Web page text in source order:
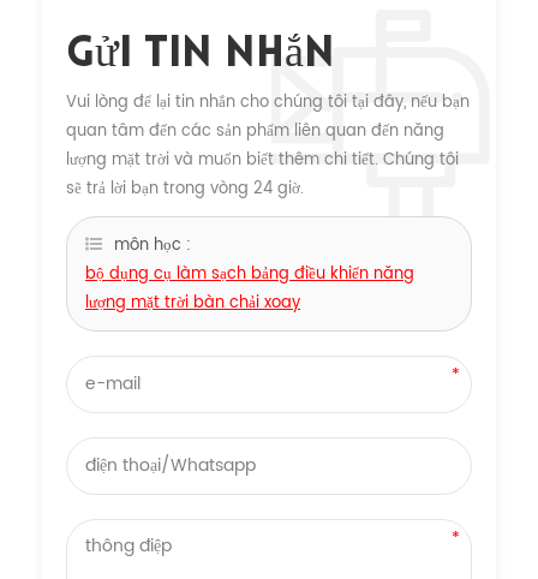
Gửi Tin Nhắn
Vui lòng để lại tin nhắn cho chúng tôi tại đây, nếu bạn
quan tâm đến các sản phẩm liên quan đến năng
lượng mặt trời và muốn biết thêm chi tiết. Chúng tôi
sẽ trả lời bạn trong vòng 24 giờ.
môn học :
bộ dụng cụ làm sạch bảng điều khiển năng
lượng mặt trời bàn chải xoay